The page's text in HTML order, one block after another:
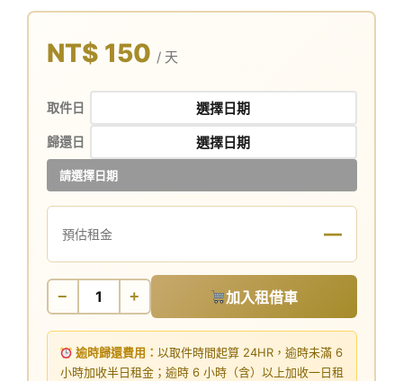
NT$ 150 / 天
取件日
歸還日
請選擇日期
預估租金 —
− + 加入租借車
逾時歸還費用：以取件時間起算 24HR，逾時未滿 6
小時加收半日租金；逾時 6 小時（含）以上加收一日租